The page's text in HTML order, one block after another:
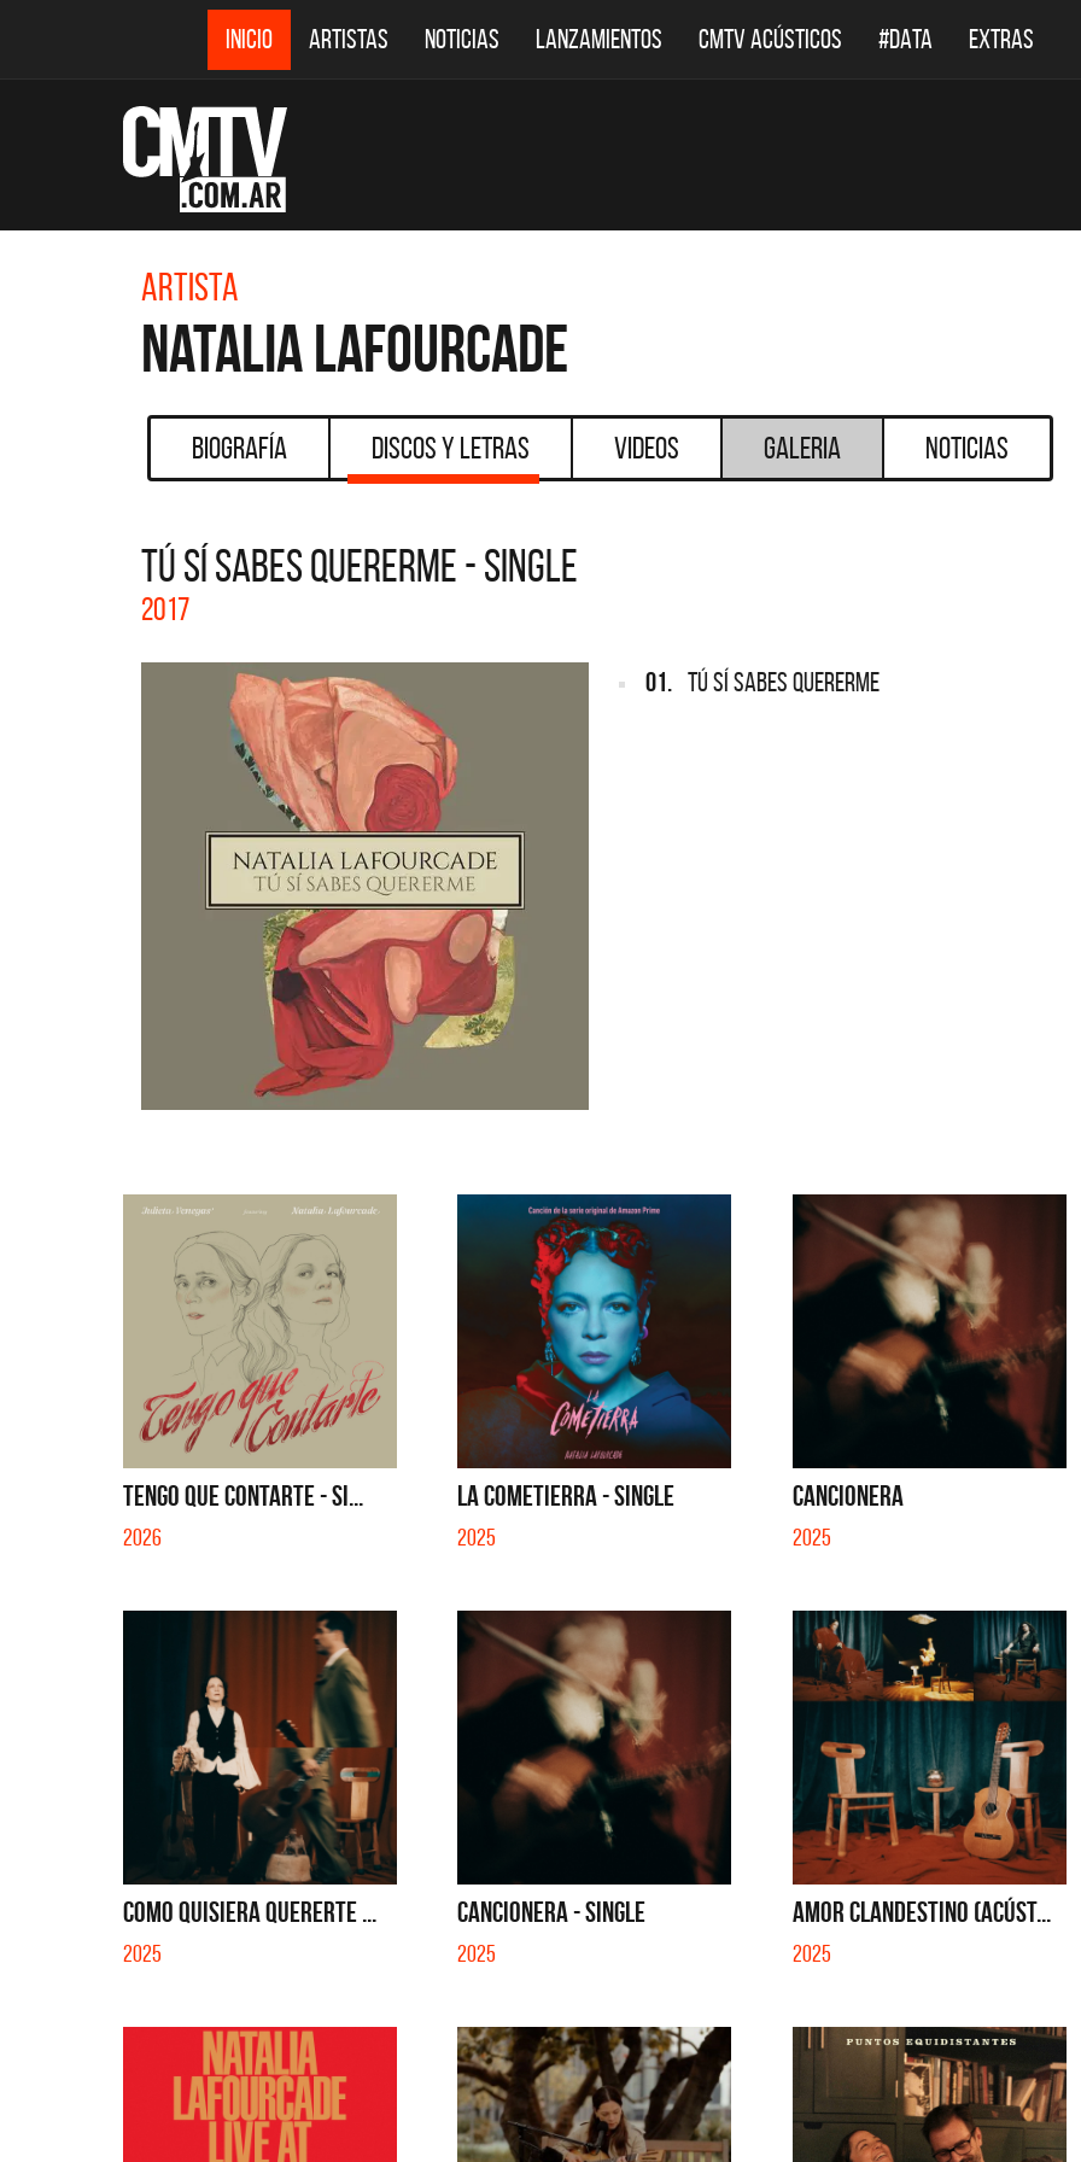
INICIO ARTISTAS NOTICIAS LANZAMIENTOS CMTV ACÚSTICOS #DATA EXTRAS
Artista
Natalia LaFourcade
Biografía Discos y Letras Videos Galeria Noticias
TÚ SÍ SABES QUERERME - SINGLE
2017
01. TÚ SÍ SABES QUERERME
TENGO QUE CONTARTE - SI...
2026
LA COMETIERRA - SINGLE
2025
CANCIONERA
2025
COMO QUISIERA QUERERTE ...
2025
CANCIONERA - SINGLE
2025
AMOR CLANDESTINO (ACÚST...
2025
DESTACADOS
La colección completa de los CMTV
DESTACADOS